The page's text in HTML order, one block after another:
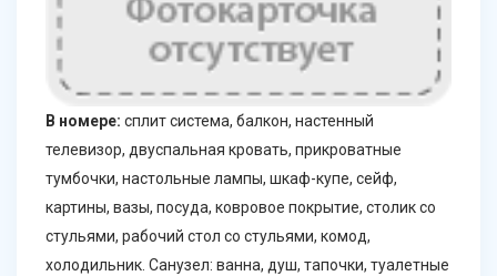
В номере: сплит система, балкон, настенный
телевизор, двуспальная кровать, прикроватные
тумбочки, настольные лампы, шкаф-купе, сейф,
картины, вазы, посуда, ковровое покрытие, столик со
стульями, рабочий стол со стульями, комод,
холодильник. Санузел: ванна, душ, тапочки, туалетные